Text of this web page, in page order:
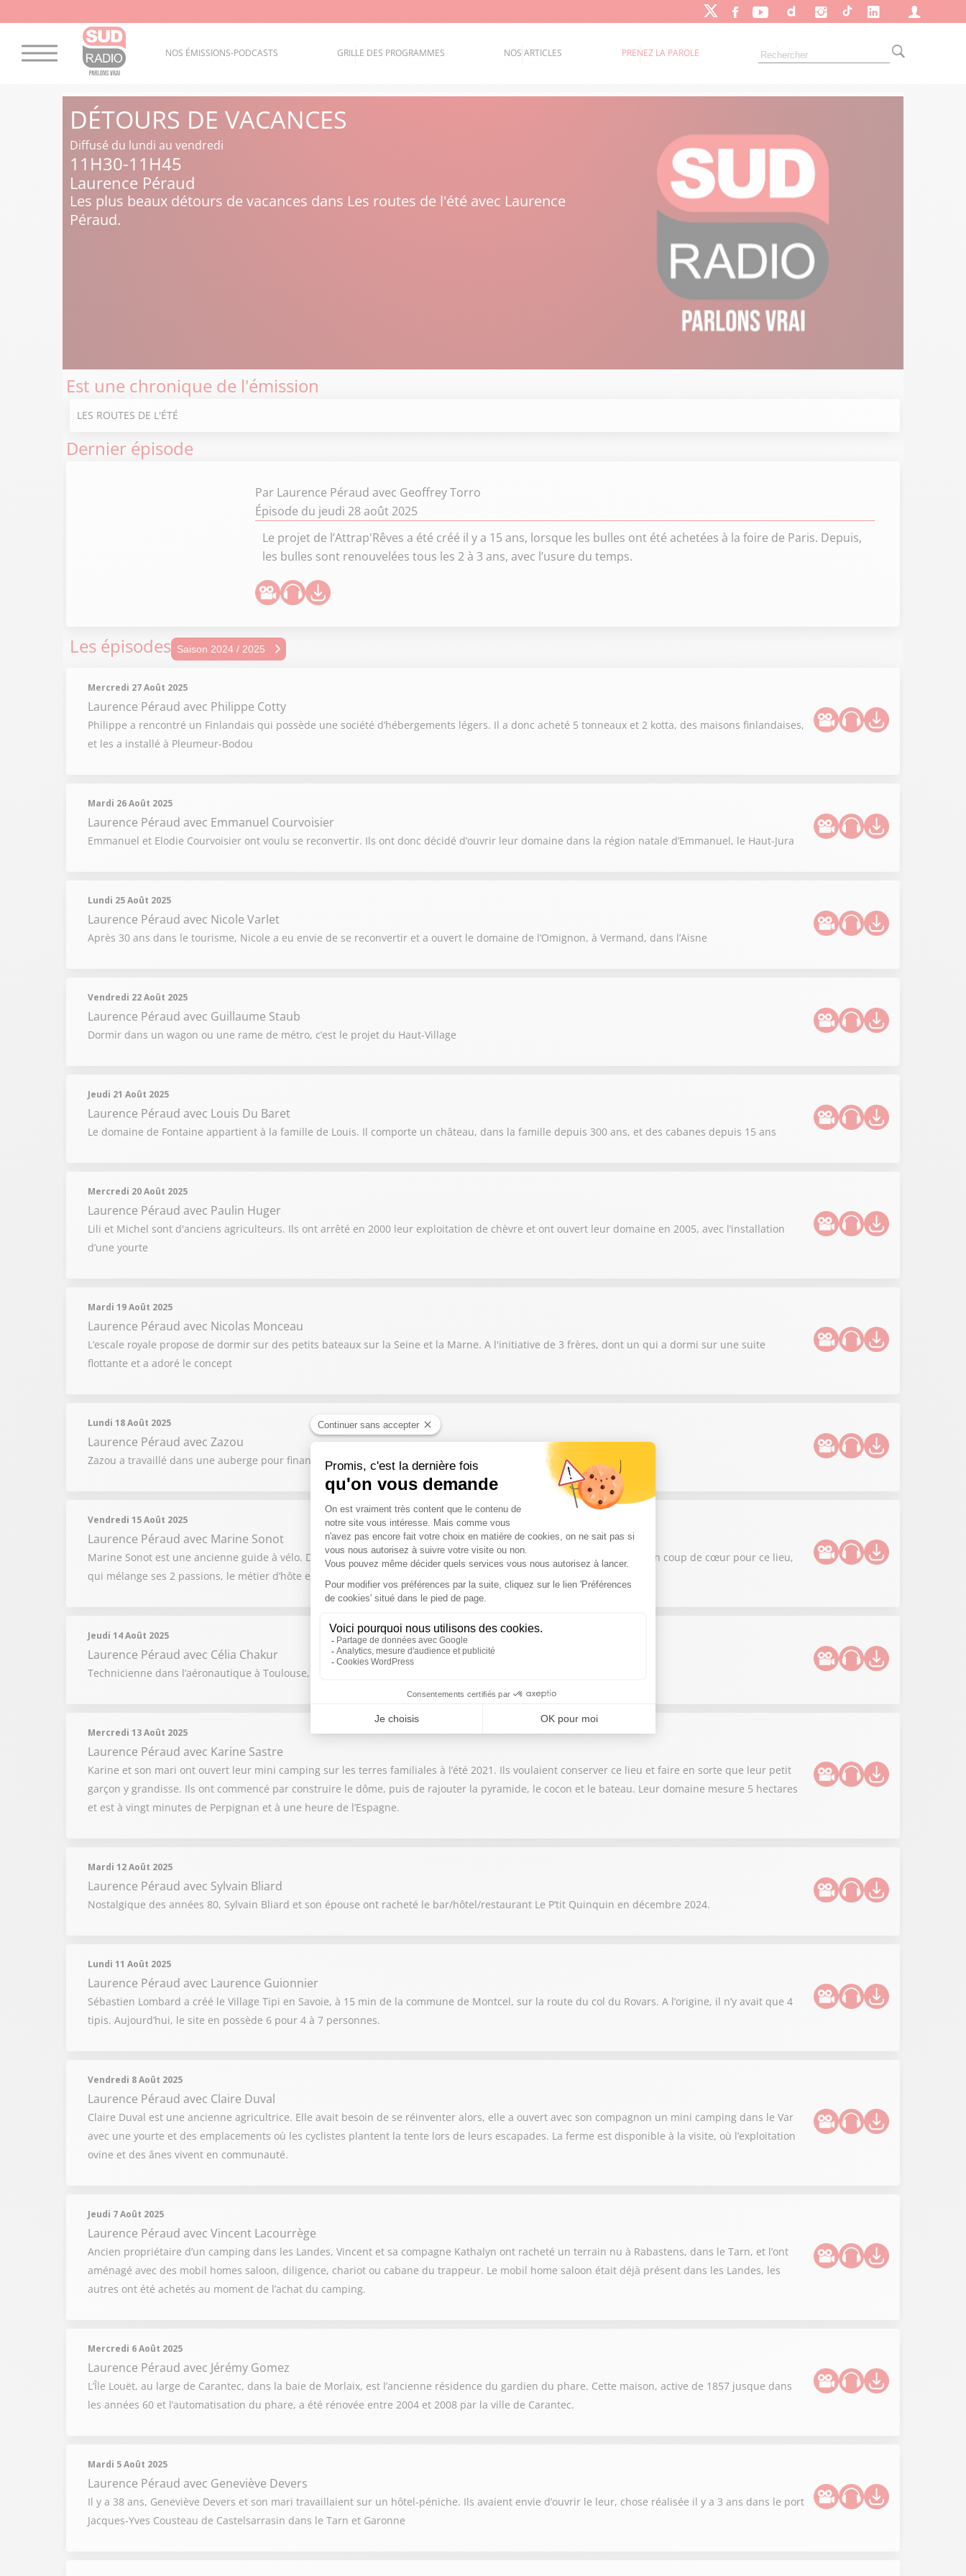
NOS ÉMISSIONS-PODCASTS GRILLE DES PROGRAMMES NOS ARTICLES PRENEZ LA PAROLE
DÉTOURS DE VACANCES
Diffusé du lundi au vendredi
11H30-11H45
Laurence Péraud
Les plus beaux détours de vacances dans Les routes de l'été avec Laurence
Péraud.
Est une chronique de l'émission
LES ROUTES DE L'ÉTÉ
Dernier épisode
Par Laurence Péraud avec Geoffrey Torro
Épisode du jeudi 28 août 2025
Le projet de l’Attrap'Rêves a été créé il y a 15 ans, lorsque les bulles ont été achetées à la foire de Paris. Depuis,
les bulles sont renouvelées tous les 2 à 3 ans, avec l’usure du temps.
Les épisodes Saison 2024 / 2025
Saison 2022 / 2023
Mercredi 27 Août 2025
Laurence Péraud avec Philippe Cotty
Philippe a rencontré un Finlandais qui possède une société d’hébergements légers. Il a donc acheté 5 tonneaux et 2 kotta, des maisons finlandaises,
et les a installé à Pleumeur-Bodou
Mardi 26 Août 2025
Laurence Péraud avec Emmanuel Courvoisier
Emmanuel et Elodie Courvoisier ont voulu se reconvertir. Ils ont donc décidé d’ouvrir leur domaine dans la région natale d’Emmanuel, le Haut-Jura
Lundi 25 Août 2025
Laurence Péraud avec Nicole Varlet
Après 30 ans dans le tourisme, Nicole a eu envie de se reconvertir et a ouvert le domaine de l’Omignon, à Vermand, dans l’Aisne
Vendredi 22 Août 2025
Laurence Péraud avec Guillaume Staub
Dormir dans un wagon ou une rame de métro, c’est le projet du Haut-Village
Jeudi 21 Août 2025
Laurence Péraud avec Louis Du Baret
Le domaine de Fontaine appartient à la famille de Louis. Il comporte un château, dans la famille depuis 300 ans, et des cabanes depuis 15 ans
Mercredi 20 Août 2025
Laurence Péraud avec Paulin Huger
Lili et Michel sont d'anciens agriculteurs. Ils ont arrêté en 2000 leur exploitation de chèvre et ont ouvert leur domaine en 2005, avec l’installation
d’une yourte
Mardi 19 Août 2025
Laurence Péraud avec Nicolas Monceau
L’escale royale propose de dormir sur des petits bateaux sur la Seine et la Marne. A l'initiative de 3 frères, dont un qui a dormi sur une suite
flottante et a adoré le concept
Lundi 18 Août 2025
Laurence Péraud avec Zazou
Zazou a travaillé dans une auberge pour financer ses études. Cela lui a donné l’idée d’ouvrir la sienne.
Vendredi 15 Août 2025
Laurence Péraud avec Marine Sonot
Marine Sonot est une ancienne guide à vélo. Durant ses randonnées, elle a pu découvrir des hébergements et a eu un coup de cœur pour ce lieu,
qui mélange ses 2 passions, le métier d’hôte et l’itinérance à vélo.
Jeudi 14 Août 2025
Laurence Péraud avec Célia Chakur
Technicienne dans l’aéronautique à Toulouse, Célia et son conjoint ont voulu se reconvertir.
Mercredi 13 Août 2025
Laurence Péraud avec Karine Sastre
Karine et son mari ont ouvert leur mini camping sur les terres familiales à l’été 2021. Ils voulaient conserver ce lieu et faire en sorte que leur petit
garçon y grandisse. Ils ont commencé par construire le dôme, puis de rajouter la pyramide, le cocon et le bateau. Leur domaine mesure 5 hectares
et est à vingt minutes de Perpignan et à une heure de l’Espagne.
Mardi 12 Août 2025
Laurence Péraud avec Sylvain Bliard
Nostalgique des années 80, Sylvain Bliard et son épouse ont racheté le bar/hôtel/restaurant Le P’tit Quinquin en décembre 2024.
Lundi 11 Août 2025
Laurence Péraud avec Laurence Guionnier
Sébastien Lombard a créé le Village Tipi en Savoie, à 15 min de la commune de Montcel, sur la route du col du Rovars. A l’origine, il n’y avait que 4
tipis. Aujourd’hui, le site en possède 6 pour 4 à 7 personnes.
Vendredi 8 Août 2025
Laurence Péraud avec Claire Duval
Claire Duval est une ancienne agricultrice. Elle avait besoin de se réinventer alors, elle a ouvert avec son compagnon un mini camping dans le Var
avec une yourte et des emplacements où les cyclistes plantent la tente lors de leurs escapades. La ferme est disponible à la visite, où l’exploitation
ovine et des ânes vivent en communauté.
Jeudi 7 Août 2025
Laurence Péraud avec Vincent Lacourrège
Ancien propriétaire d’un camping dans les Landes, Vincent et sa compagne Kathalyn ont racheté un terrain nu à Rabastens, dans le Tarn, et l’ont
aménagé avec des mobil homes saloon, diligence, chariot ou cabane du trappeur. Le mobil home saloon était déjà présent dans les Landes, les
autres ont été achetés au moment de l’achat du camping.
Mercredi 6 Août 2025
Laurence Péraud avec Jérémy Gomez
L’Île Louët, au large de Carantec, dans la baie de Morlaix, est l’ancienne résidence du gardien du phare. Cette maison, active de 1857 jusque dans
les années 60 et l’automatisation du phare, a été rénovée entre 2004 et 2008 par la ville de Carantec.
Mardi 5 Août 2025
Laurence Péraud avec Geneviève Devers
Il y a 38 ans, Geneviève Devers et son mari travaillaient sur un hôtel-péniche. Ils avaient envie d’ouvrir le leur, chose réalisée il y a 3 ans dans le port
Jacques-Yves Cousteau de Castelsarrasin dans le Tarn et Garonne